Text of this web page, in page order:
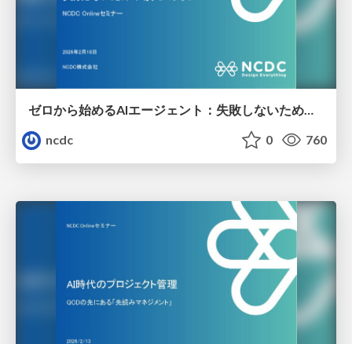
ゼロから始めるAIエージェント：失敗しないための導入ステップ
ncdc
0 760